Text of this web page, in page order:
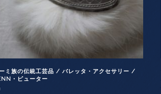
ミ族の伝統工芸品 / バレッタ・アクセサリー /
・ピューター